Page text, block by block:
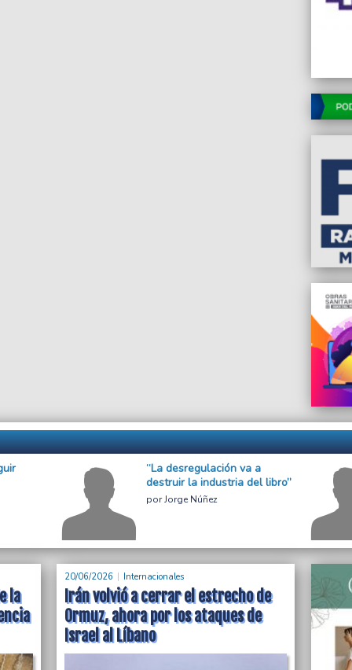
“La desregulación va a
destruir la industria del libro”
Jorge Núñez
la
20/06/2026 Internacionales
Irán volvió a cerrar el estrecho de
Ormuz, ahora por los ataques de
Israel al Líbano